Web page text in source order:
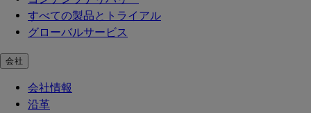
すべての製品とトライアル
グローバルサービス
会社
会社情報
沿革